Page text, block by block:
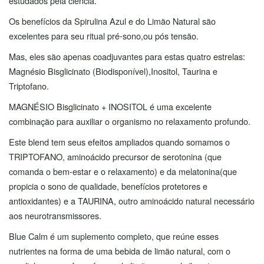
Os benefícios da Spirulina Azul e do Limão Natural são
excelentes para seu ritual pré-sono,ou pós tensão.
Mas, eles são apenas coadjuvantes para estas quatro estrelas:
Magnésio Bisglicinato (Biodisponível),Inositol, Taurina e
Triptofano.
MAGNÉSIO Bisglicinato + INOSITOL é uma excelente
combinação para auxiliar o organismo no relaxamento profundo.
Este blend tem seus efeitos ampliados quando somamos o
TRIPTOFANO, aminoácido precursor de serotonina (que
comanda o bem-estar e o relaxamento) e da melatonina(que
propicia o sono de qualidade, benefícios protetores e
antioxidantes) e a TAURINA, outro aminoácido natural necessário
aos neurotransmissores.
Blue Calm é um suplemento completo, que reúne esses
nutrientes na forma de uma bebida de limão natural, com o